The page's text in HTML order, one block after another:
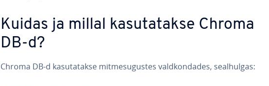
Kuidas ja millal ka­su­ta­takse Chroma
DB-d?
Chroma DB-d ka­su­ta­takse mit­me­su­gus­tes vald­kon­da­des, seal­hul­gas: